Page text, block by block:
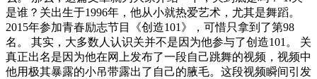
是谁？关出生于1996年，他从小就热爱艺术，尤其是舞蹈。
2015年参加青春励志节目《创造101》，可惜只拿到了第98
名。 其实，大多数人认识关并不是因为他参与了创造101。 关
真正出名是因为他在网上发布了一段自己跳舞的视频，视频中
他用极其暴露的小吊带露出了自己的腋毛。这段视频瞬间引发